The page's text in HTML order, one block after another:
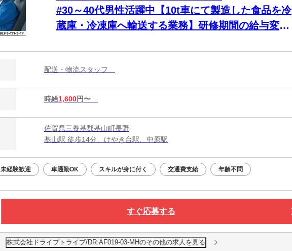
#30～40代男性活躍中【10t車にて製造した食品を冷
蔵庫・冷凍庫へ輸送する業務】研修期間の給与変動
配送・物流スタッフ
時給1,600円〜
佐賀県三養基郡基山町長野
基山駅 徒歩14分、けやき台駅、中原駅
未経験歓迎 車通勤OK スキルが身に付く 交通費支給 年齢不問
すぐ応募する
株式会社ドライブトライブ/DR:AF019-03-MHのその他の求人を見る